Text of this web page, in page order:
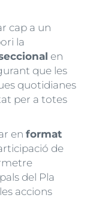
cap a un
la
en
que les
quotidianes
per a totes
en format
de
del Pla
accions